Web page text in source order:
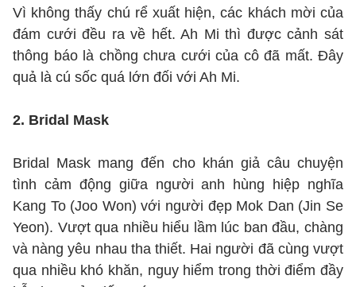
Vì không thấy chú rể xuất hiện, các khách mời của
đám cưới đều ra về hết. Ah Mi thì được cảnh sát
thông báo là chồng chưa cưới của cô đã mất. Đây
quả là cú sốc quá lớn đối với Ah Mi.
2. Bridal Mask
Bridal Mask mang đến cho khán giả câu chuyện
tình cảm động giữa người anh hùng hiệp nghĩa
Kang To (Joo Won) với người đẹp Mok Dan (Jin Se
Yeon). Vượt qua nhiều hiểu lầm lúc ban đầu, chàng
và nàng yêu nhau tha thiết. Hai người đã cùng vượt
qua nhiều khó khăn, nguy hiểm trong thời điểm đầy